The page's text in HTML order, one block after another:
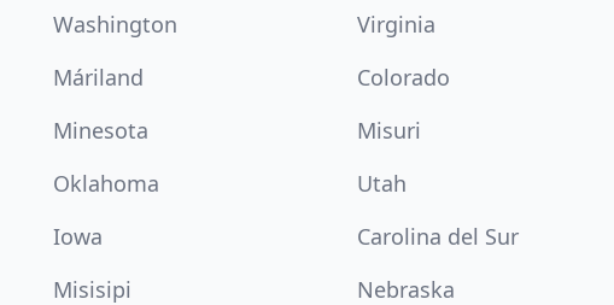
Washington
Virginia
Máriland
Colorado
Minesota
Misuri
Oklahoma
Utah
Iowa
Carolina del Sur
Misisipi
Nebraska